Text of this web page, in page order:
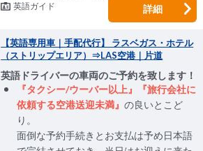
英語ガイド
詳細
【英語専用車｜手配代行】 ラスベガス・ホテル
（ストリップエリア）⇒LAS空港｜片道
英語ドライバーの車両のご予約を致します！
『タクシー/ウーバー以上』『旅行会社に
依頼する空港送迎未満』の良いとこど
り。
面倒な予約手続きとお支払は予め日本語